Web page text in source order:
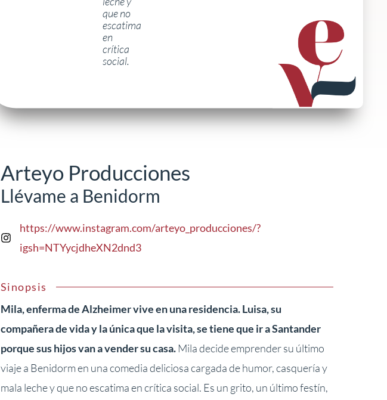
que no
escatima
en
crítica
social.
Arteyo Producciones
Llévame a Benidorm
https://www.instagram.com/arteyo_producciones/?
igsh=NTYycjdheXN2dnd3
Sinopsis
Mila, enferma de Alzheimer vive en una residencia. Luisa, su
compañera de vida y la única que la visita, se tiene que ir a Santander
porque sus hijos van a vender su casa.Mila decide emprender su último
viaje a Benidorm en una comedia deliciosa cargada de humor, casquería y
mala leche y que no escatima en crítica social. Es un grito, un último festín,